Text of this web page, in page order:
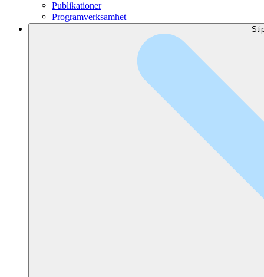
Publikationer
Programverksamhet